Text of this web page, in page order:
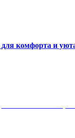
для комфорта и